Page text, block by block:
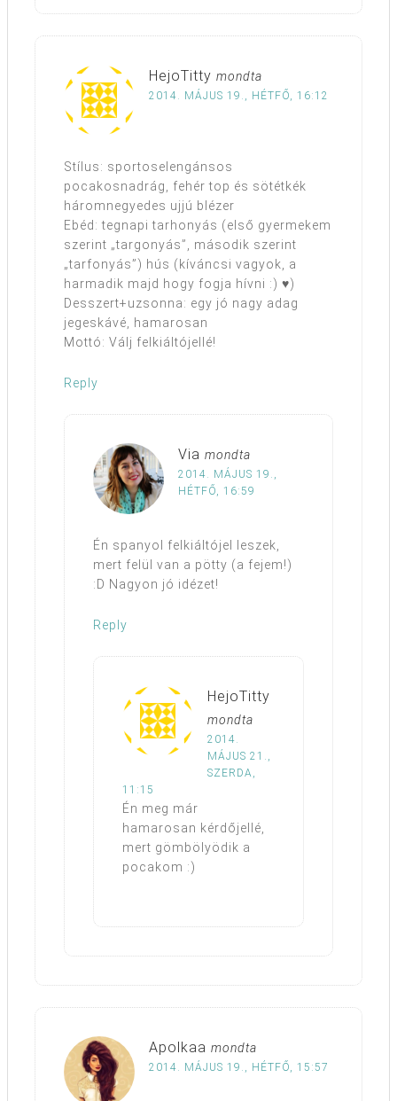
HejoTitty mondta
2014. MÁJUS 19., HÉTFŐ, 16:12
Stílus: sportoselengánsos
pocakosnadrág, fehér top és sötétkék
háromnegyedes ujjú blézer
Ebéd: tegnapi tarhonyás (első gyermekem
szerint „targonyás”, második szerint
„tarfonyás”) hús (kíváncsi vagyok, a
harmadik majd hogy fogja hívni :) ♥)
Desszert+uzsonna: egy jó nagy adag
jegeskávé, hamarosan
Mottó: Válj felkiáltójellé!
Reply
Via mondta
2014. MÁJUS 19.,
HÉTFŐ, 16:59
Én spanyol felkiáltójel leszek,
mert felül van a pötty (a fejem!)
:D Nagyon jó idézet!
Reply
HejoTitty
mondta
2014.
MÁJUS 21.,
SZERDA,
11:15
Én meg már
hamarosan kérdőjellé,
mert gömbölyödik a
pocakom :)
Apolkaa mondta
2014. MÁJUS 19., HÉTFŐ, 15:57